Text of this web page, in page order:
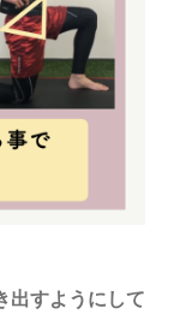
出すようにして